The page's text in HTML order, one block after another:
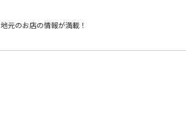
地元のお店の情報が満載！